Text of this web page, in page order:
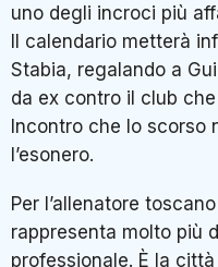
uno degli incroci più
Il calendario metterà
Stabia, regalando a
da ex contro il club
Incontro che lo scorso
l’esonero.
Per l’allenatore
rappresenta molto più
professionale. È la